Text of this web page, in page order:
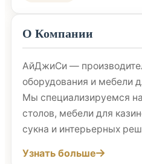
О Компании
АйДжиСи —
оборудования и мебели
Мы специализируемся
столов, мебели для
сукна и интерьерных
Узнать больше